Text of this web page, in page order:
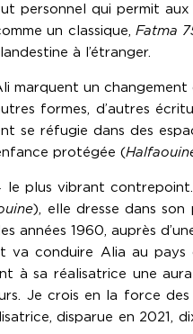
personnel qui permit aux
un classique, Fatma
à l’étranger.
un changement
formes, d’autres
se réfugie dans des
protégée (
plus vibrant
), elle dresse dans son
années 1960, auprès
va conduire Alia au pays
à sa réalisatrice une
Je crois en la force
disparue en 2021,